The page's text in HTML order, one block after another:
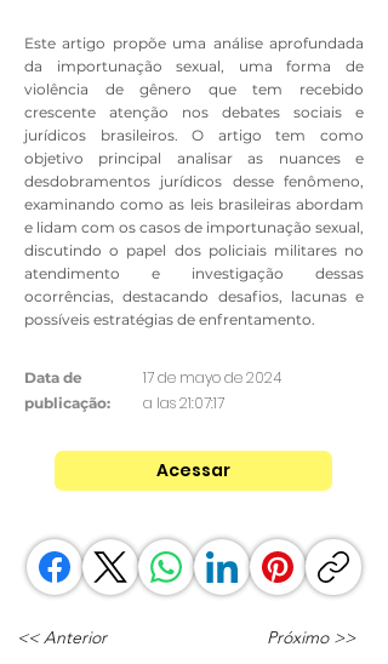
Este artigo propõe uma análise aprofundada
da importunação sexual, uma forma de
violência de gênero que tem recebido
crescente atenção nos debates sociais e
jurídicos brasileiros. O artigo tem como
objetivo principal analisar as nuances e
desdobramentos jurídicos desse fenômeno,
examinando como as leis brasileiras abordam
e lidam com os casos de importunação sexual,
discutindo o papel dos policiais militares no
atendimento e investigação dessas
ocorrências, destacando desafios, lacunas e
possíveis estratégias de enfrentamento.
Data de
publicação:
17 de mayo de 2024
a las 21:07:17
Acessar
<< Anterior Próximo >>